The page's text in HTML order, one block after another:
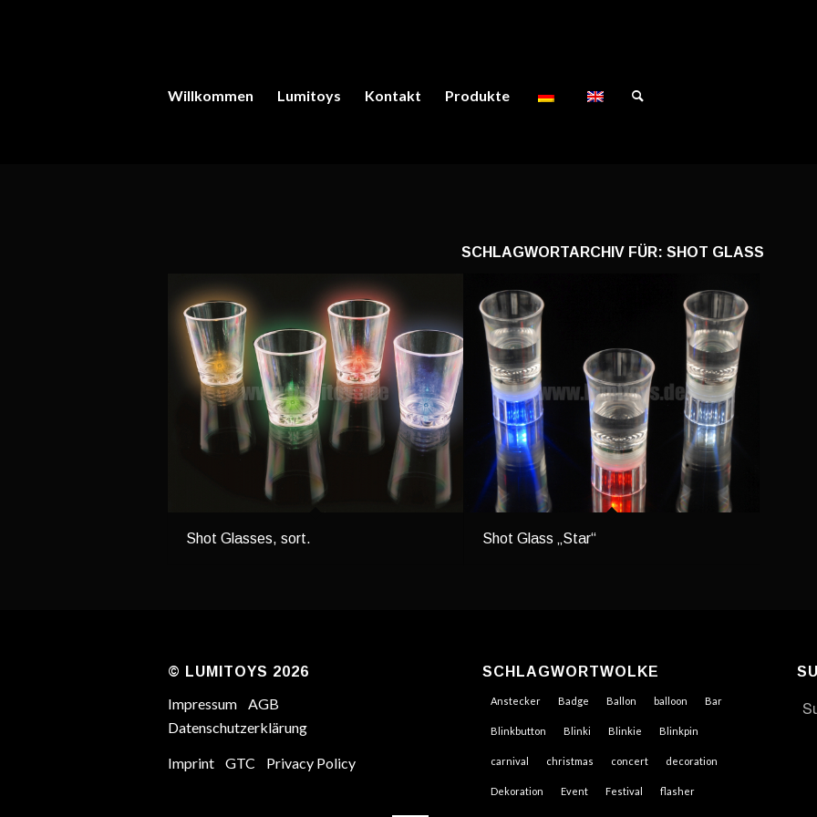
Willkommen Lumitoys Kontakt Produkte
SCHLAGWORTARCHIV FÜR: SHOT GLASS
Shot Glasses, sort. Shot Glass „Star“
© LUMITOYS 2026
Impressum
AGB
Datenschutzerklärung
Imprint GTC Privacy Policy
SCHLAGWORTWOLKE
Anstecker Badge Ballon balloon Bar
Blinkbutton Blinki Blinkie Blinkpin
carnival christmas concert decoration
Dekoration Event Festival flasher